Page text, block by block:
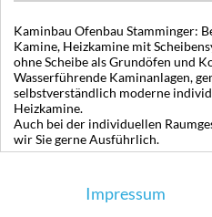
Kaminbau Ofenbau Stamminger:
Kamine, Heizkamine mit
ohne Scheibe als Grundöfen und
Wasserführende Kaminanlagen,
selbstverständlich moderne
Heizkamine.
Auch bei der individuellen
wir Sie gerne Ausführlich.
Impressum